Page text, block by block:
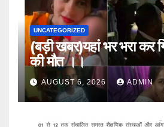
UNCATEGORIZED
(बड़ी खबर)यहां भर भरा कर
की मौत ।।
AUGUST 6, 2026 ADMIN